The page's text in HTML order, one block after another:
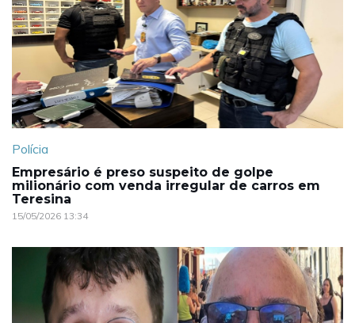
Polícia
Empresário é preso suspeito de golpe
milionário com venda irregular de carros em
Teresina
15/05/2026 13:34